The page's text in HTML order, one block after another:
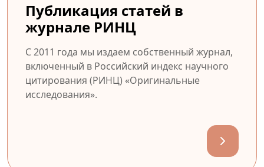
Публикация статей в
журнале РИНЦ
С 2011 года мы издаем собственный журнал,
включенный в Российский индекс научного
цитирования (РИНЦ) «Оригинальные
исследования».